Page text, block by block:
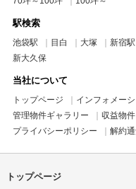
駅検索
池袋駅 目白 大塚 新宿駅
新大久保
当社について
トップページ インフォメー
管理物件ギャラリー
収益物件
プライバシーポリシー
解約
トップページ